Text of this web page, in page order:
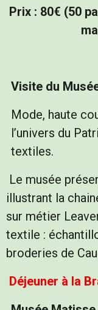
Prix : 80€ (50
Visite du
Mode, haute
l’univers du
textiles.
Le musée
illustrant la
sur métier
textile :
broderies de
Déjeuner à la